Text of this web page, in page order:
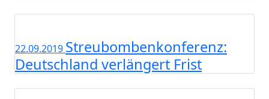
22.09.2019 Streubombenkonferenz:
Deutschland verlängert Frist